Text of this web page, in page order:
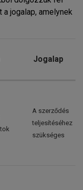
jogalap, amelynek
Jogalap
A szerződés
teljesítéséhez
szükséges